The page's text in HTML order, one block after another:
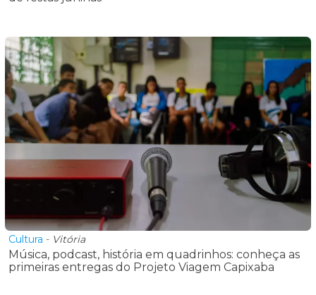
Cultura - Vitória
Música, podcast, história em quadrinhos: conheça as
primeiras entregas do Projeto Viagem Capixaba